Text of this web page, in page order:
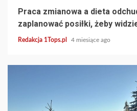
Praca zmianowa a dieta
zaplanować posiłki, żeby
Redakcja 1Tops.pl 4 miesiące ago